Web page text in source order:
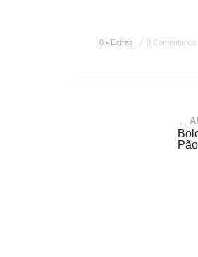
0 • Extras 0 Comentários
←